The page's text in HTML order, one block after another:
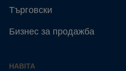
Търговски
Бизнес за продажба
HABITA